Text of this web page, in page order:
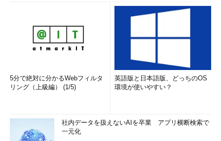
も、WinSxSフォルダーのサイズに大きな変化がないのは、
このフォルダーのサイズ計算方法の問題。ディスク全体では
確かに減っている
「DISM」コマンドでもっとクリーンアップ！
本連載第15回
でも登場しましたが、Windows 8.1および
しいオプションが追加され、さらなるサイズの縮小が可能になり
ました。
5分で絶対に分かるWebフィルタ
リング（上級編） (1/5)
英語版と日本語版、どっちのOS
環境が使いやすい？
社内データを扱えないAIを卒業 アプリ横断検索で
一元化